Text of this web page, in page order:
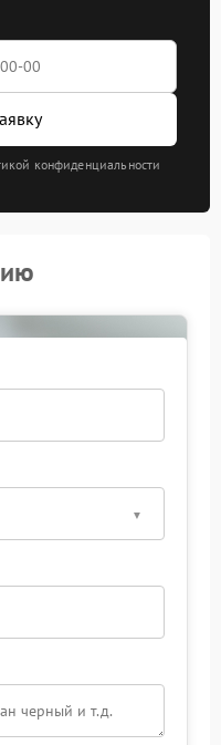
конфиденциальности